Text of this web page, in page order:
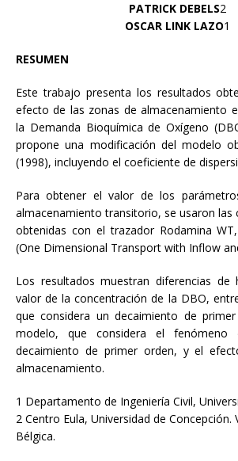
PATRICK DEBELS2
OSCAR LINK LAZO1
RESUMEN
Este trabajo presenta los resultados
efecto de las zonas de almacenamiento
la Demanda Bioquímica de Oxígeno
propone una modificación del modelo
(1998), incluyendo el coeficiente de
Para obtener el valor de los
almacenamiento transitorio, se usaron las
obtenidas con el trazador Rodamina
(One Dimensional Transport with Inflow
Los resultados muestran diferencias
valor de la concentración de la DBO,
que considera un decaimiento de
modelo, que considera el fenómeno
decaimiento de primer orden, y el
almacenamiento.
1 Departamento de Ingeniería Civil,
2 Centro Eula, Universidad de Concepción.
Bélgica.